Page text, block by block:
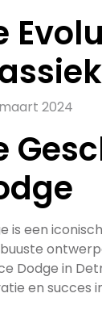
2024
is een
Dodge in
en succes